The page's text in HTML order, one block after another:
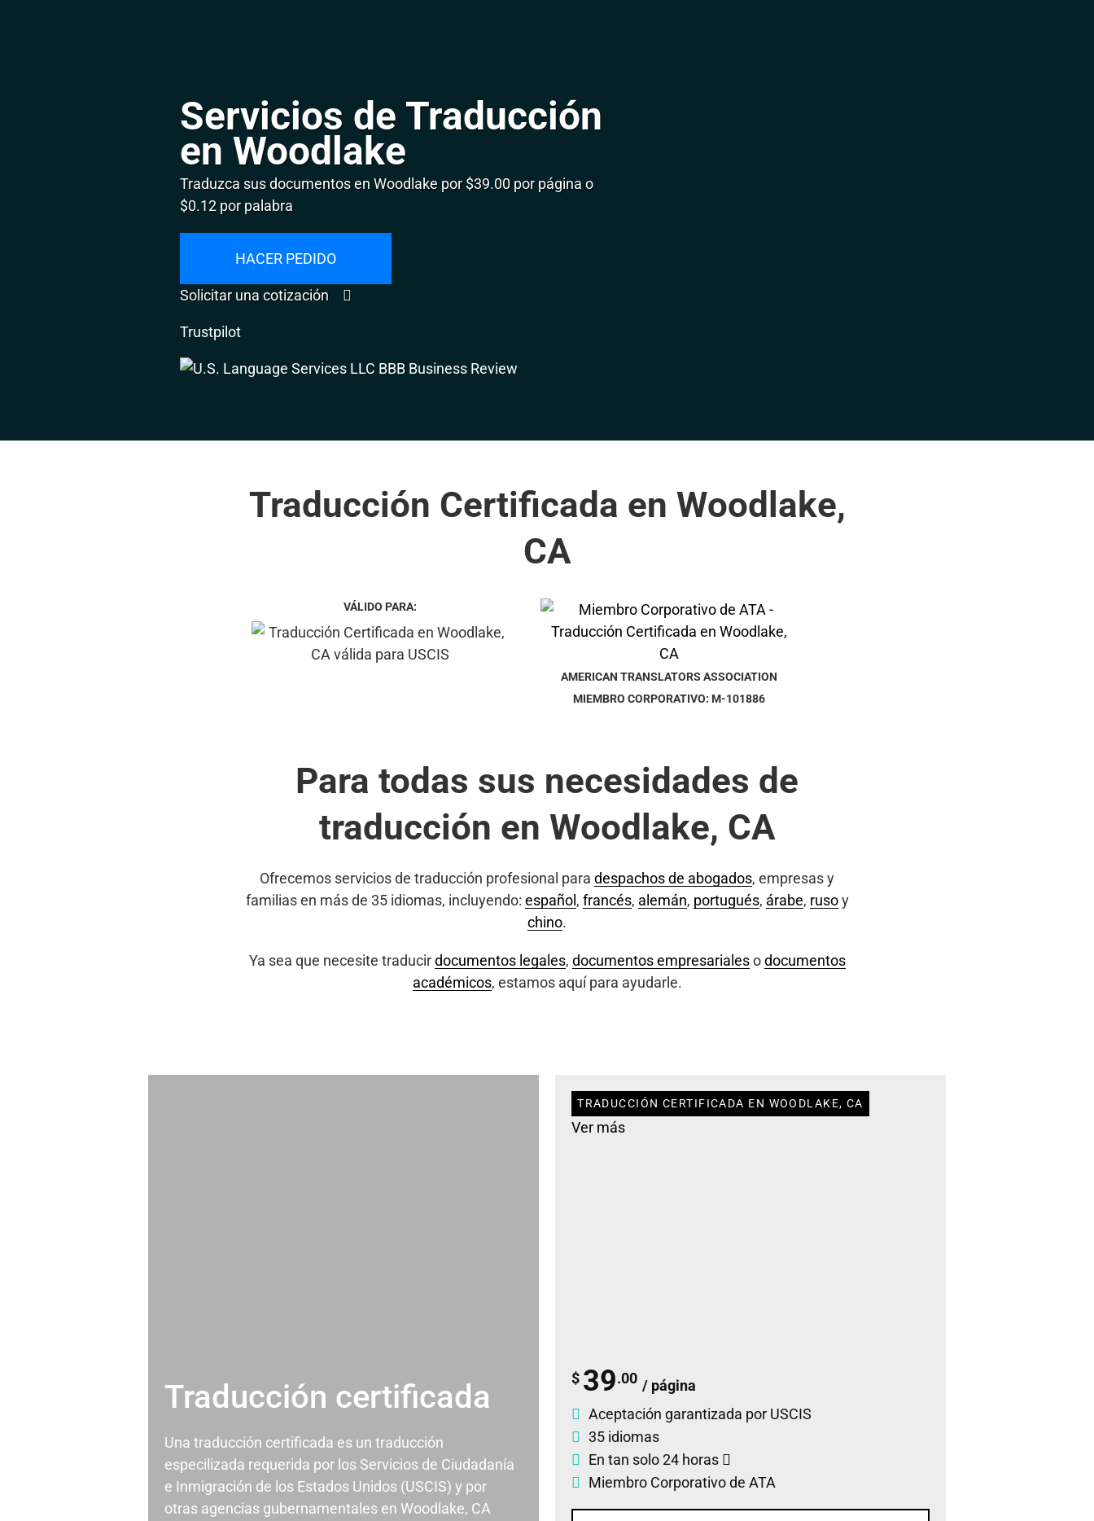
Servicios de Traducción
en Woodlake
Traduzca sus documentos en Woodlake por $39.00 por página o
$0.12 por palabra
HACER PEDIDO
Solicitar una cotización
Trustpilot
Traducción Certificada en Woodlake,
CA
VÁLIDO PARA:
AMERICAN TRANSLATORS ASSOCIATION
MIEMBRO CORPORATIVO: M-101886
Para todas sus necesidades de
traducción en Woodlake, CA
Ofrecemos servicios de traducción profesional para despachos de abogados, empresas y
familias en más de 35 idiomas, incluyendo: español , francés, alemán, portugués, árabe, rusoy
chino.
Ya sea que necesite traducirdocumentos legales, documentos empresarialesodocumentos
académicos, estamos aquí para ayudarle.
Traducción certificada
Una traducción certificada es un traducción
especilizada requerida por los Servicios de Ciudadanía
e Inmigración de los Estados Unidos (USCIS) y por
otras agencias gubernamentales en Woodlake, CA
TRADUCCIÓN CERTIFICADA EN WOODLAKE, CA
Ver más
$ 39.00 / página
Aceptación garantizada por USCIS
35 idiomas
En tan solo 24 horas
Miembro Corporativo de ATA